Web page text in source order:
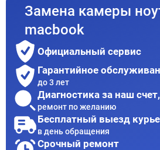
Замена камеры
macbook
Официальный сервис
Гарантийное
до 3 лет
Диагностика за наш счет,
ремонт по желанию
Бесплатный выезд
в день обращения
Срочный ремонт